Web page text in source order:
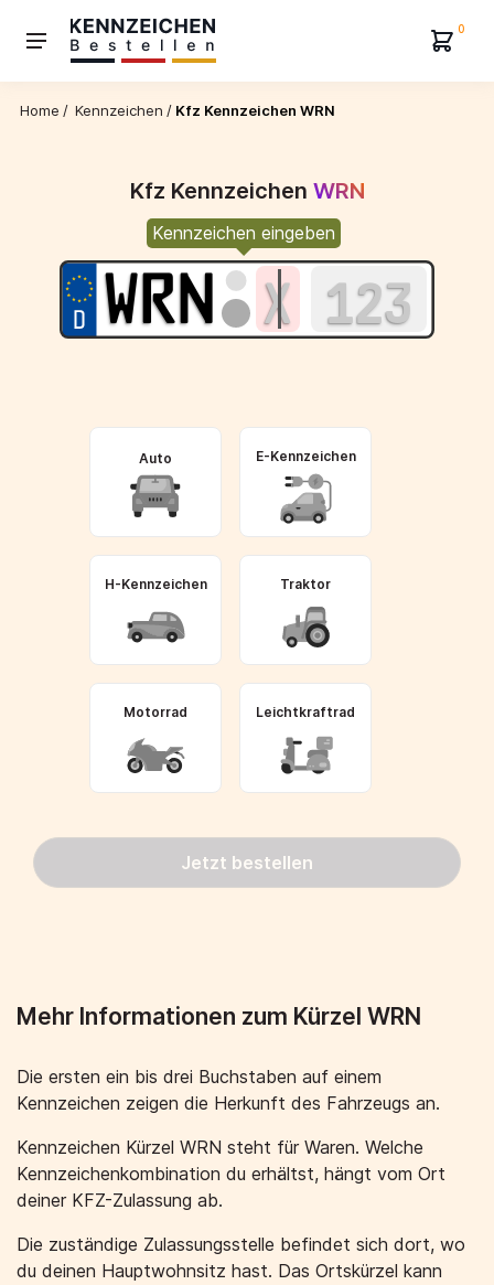
0
Home / Kennzeichen / Kfz Kennzeichen WRN
Kfz Kennzeichen WRN
Kennzeichen eingeben
Auto E-Kennzeichen
H-Kennzeichen Traktor
Motorrad Leichtkraftrad
Jetzt bestellen
Mehr Informationen zum Kürzel WRN
Die ersten ein bis drei Buchstaben auf einem
Kennzeichen zeigen die Herkunft des Fahrzeugs an.
Kennzeichen Kürzel WRN steht für Waren. Welche
Kennzeichenkombination du erhältst, hängt vom Ort
deiner KFZ-Zulassung ab.
Die zuständige Zulassungsstelle befindet sich dort, wo
du deinen Hauptwohnsitz hast. Das Ortskürzel kann